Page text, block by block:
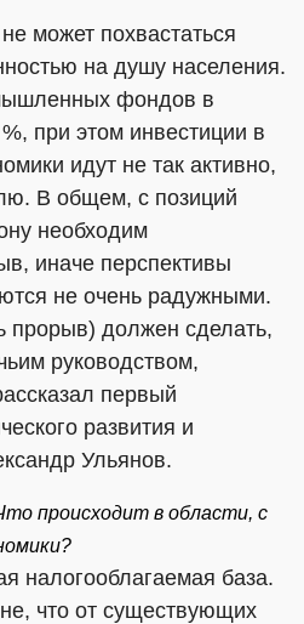
может похвастаться
на душу населения.
фондов в
при этом инвестиции в
идут не так активно,
В общем, с позиций
необходим
иначе перспективы
не очень радужными.
прорыв) должен сделать,
руководством,
первый
развития и
Ульянов.
происходит в области, с
налогооблагаемая база.
что от существующих